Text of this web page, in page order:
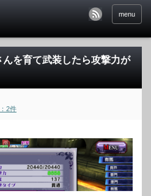
menu
んを育て武装したら攻撃力が
2件